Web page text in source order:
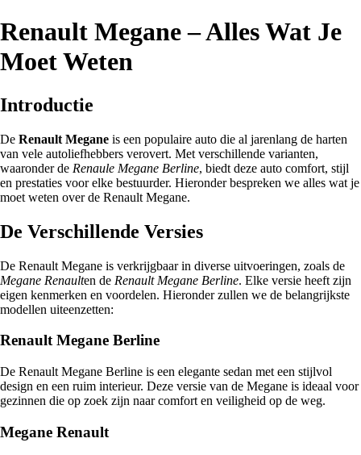
Renault Megane – Alles Wat Je
Moet Weten
Introductie
De Renault Megane is een populaire auto die al jarenlang de harten
van vele autoliefhebbers verovert. Met verschillende varianten,
waaronder de Renaule Megane Berline, biedt deze auto comfort, stijl
en prestaties voor elke bestuurder. Hieronder bespreken we alles wat je
moet weten over de Renault Megane.
De Verschillende Versies
De Renault Megane is verkrijgbaar in diverse uitvoeringen, zoals de
Megane Renaulten de Renault Megane Berline. Elke versie heeft zijn
eigen kenmerken en voordelen. Hieronder zullen we de belangrijkste
modellen uiteenzetten:
Renault Megane Berline
De Renault Megane Berline is een elegante sedan met een stijlvol
design en een ruim interieur. Deze versie van de Megane is ideaal voor
gezinnen die op zoek zijn naar comfort en veiligheid op de weg.
Megane Renault